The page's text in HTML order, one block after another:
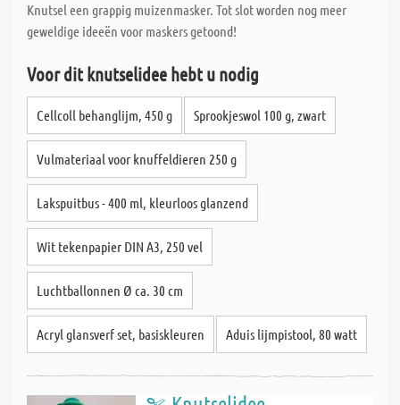
Knutsel een grappig muizenmasker. Tot slot worden nog meer
geweldige ideeën voor maskers getoond!
Voor dit knutselidee hebt u nodig
Cellcoll behanglijm, 450 g Sprookjeswol 100 g, zwart
Vulmateriaal voor knuffeldieren 250 g
Lakspuitbus - 400 ml, kleurloos glanzend
Wit tekenpapier DIN A3, 250 vel
Luchtballonnen Ø ca. 30 cm
Acryl glansverf set, basiskleuren Aduis lijmpistool, 80 watt